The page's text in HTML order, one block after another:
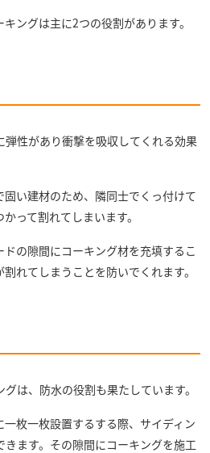
ングは主に2つの役割があります。
弾性があり衝撃を吸収してくれる効果
い建材のため、隣同士でくっ付けて
って割れてしまいます。
の隙間にコーキング材を充填するこ
れてしまうことを防いでくれます。
は、防水の役割も果たしています。
枚一枚設置するする際、サイディン
ます。その隙間にコーキングを施工